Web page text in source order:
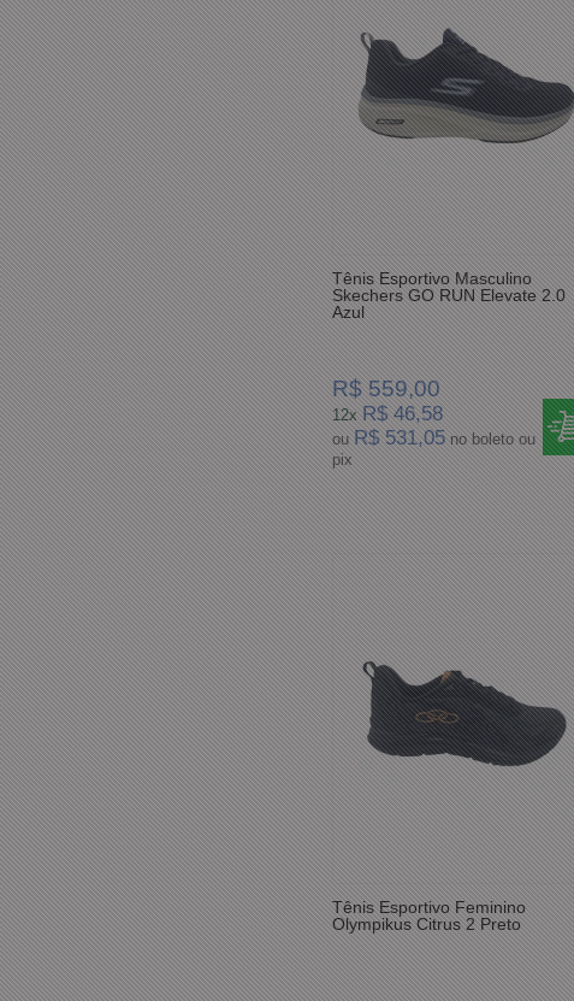
Tênis Esportivo Masculino
Skechers GO RUN Elevate 2.0
Azul
R$ 559,00
12x R$ 46,58
ou R$ 531,05 no boleto ou
pix
Tênis Esportivo Feminino
Olympikus Citrus 2 Preto